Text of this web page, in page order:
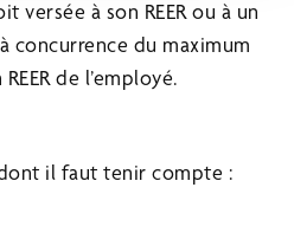
versée à son REER ou à un
concurrence du maximum
de l’employé.
il faut tenir compte :